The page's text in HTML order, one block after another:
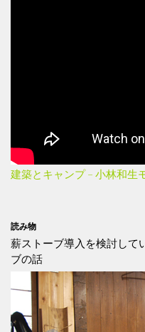
建築とキャンプ – 小林和生
読み物
薪ストーブ導入を検討して
ブの話